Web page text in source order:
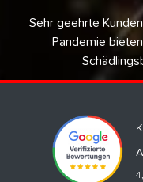
Sehr geehrte
Pandemie